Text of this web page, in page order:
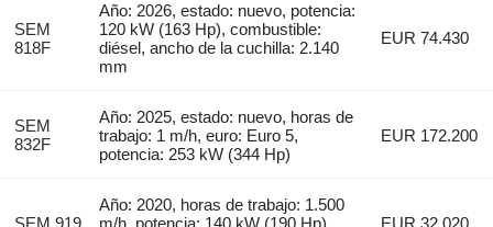
SEM
818F
Año: 2026, estado: nuevo, potencia:
120 kW (163 Hp), combustible:
diésel, ancho de la cuchilla: 2.140
mm
EUR 74.430
SEM
832F
Año: 2025, estado: nuevo, horas de
trabajo: 1 m/h, euro: Euro 5,
potencia: 253 kW (344 Hp)
EUR 172.200
SEM 919
Año: 2020, horas de trabajo: 1.500
m/h, potencia: 140 kW (190 Hp),
EUR 32.020